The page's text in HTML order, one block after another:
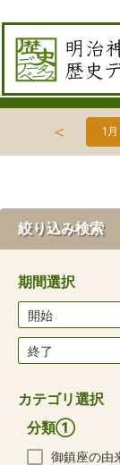
＜ 1月
絞り込み検索
期間選択
開始
終了
カテゴリ選択
分類①
御鎮座の由